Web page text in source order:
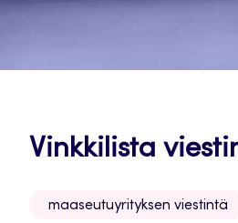
Vinkkilista
maaseutuyrityksen viestintä